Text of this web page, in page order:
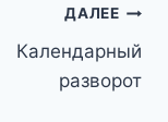
ДАЛЕЕ
Календарный
разворот